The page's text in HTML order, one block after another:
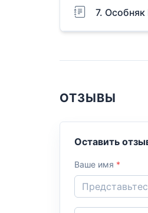
7.
ОТЗЫВЫ
Оставить
Ваше имя *